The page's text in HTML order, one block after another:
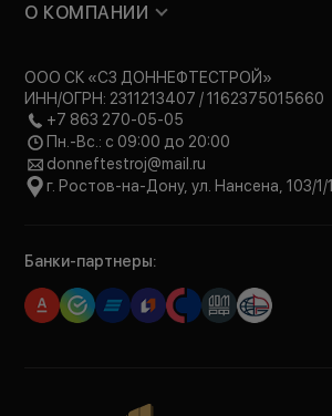
О КОМПАНИИ
ООО СК «СЗ ДОННЕФТЕСТРОЙ»
ИНН/ОГРН: 2311213407 / 1162375015660
+7 863 270-05-05
Пн.-Вс.: с 09:00 до 20:00
donneftestroj@mail.ru
г. Ростов-на-Дону, ул. Нансена, 103/1/1
Банки-партнеры: